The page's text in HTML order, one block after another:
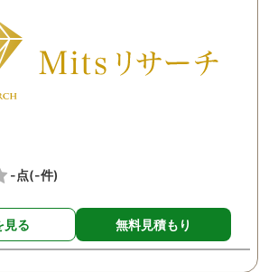
ートしていき
と言う探偵か
本当に励まさ
れからも弁護
ートをお願い
-点(-件)
見る 無料見積もり